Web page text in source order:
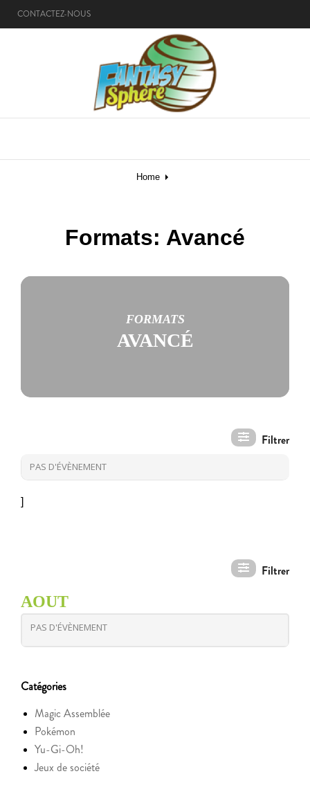
CONTACTEZ-NOUS
Home
Formats: Avancé
FORMATS
AVANCÉ
PAS D'ÉVÈNEMENT
]
AOUT
PAS D'ÉVÈNEMENT
Catégories
Magic Assemblée
Pokémon
Yu-Gi-Oh!
Jeux de société